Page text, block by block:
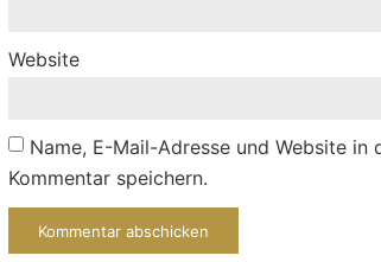
Website
Name, E-Mail-Adresse und Website
Kommentar speichern.